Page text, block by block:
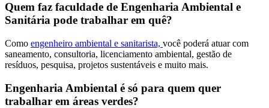
Quem faz faculdade de Engenharia Ambiental e
Sanitária pode trabalhar em quê?
Como engenheiro ambiental e sanitarista, você poderá atuar com
saneamento, consultoria, licenciamento ambiental, gestão de
resíduos, pesquisa, projetos sustentáveis e muito mais.
Engenharia Ambiental é só para quem quer
trabalhar em áreas verdes?